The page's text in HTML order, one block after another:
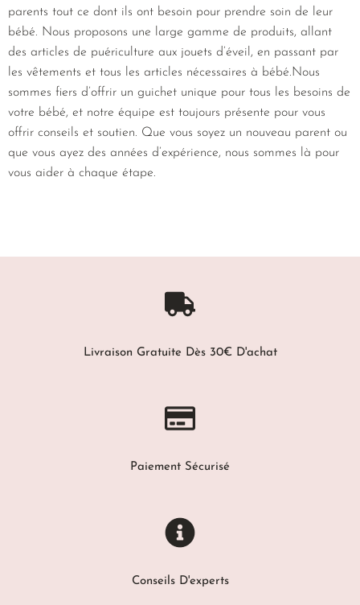
parents tout ce dont ils ont besoin pour prendre soin de leur
bébé. Nous proposons une large gamme de produits, allant
des articles de puériculture aux jouets d’éveil, en passant par
les vêtements et tous les articles nécessaires à bébé.Nous
sommes fiers d’offrir un guichet unique pour tous les besoins de
votre bébé, et notre équipe est toujours présente pour vous
offrir conseils et soutien. Que vous soyez un nouveau parent ou
que vous ayez des années d’expérience, nous sommes là pour
vous aider à chaque étape.
Livraison Gratuite Dès 30€ D'achat
Paiement Sécurisé
Conseils D'experts